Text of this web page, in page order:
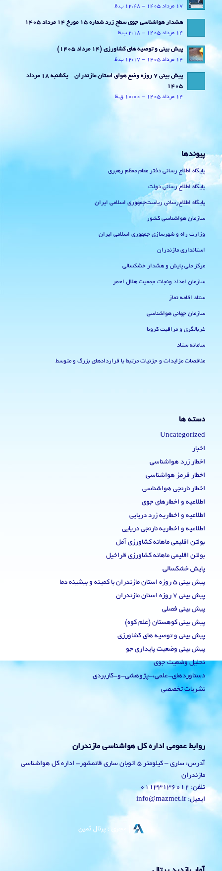
17 مرداد 1405 - 12:48 ب.ظ
هشدار هواشناسی جوی سطح زرد شماره 15 مورخ 14 مرداد 1405
14 مرداد 1405 - 2:18 ب.ظ
پیش بینی و توصیه های کشاورزی (14 مرداد ۱۴۰۵)
14 مرداد 1405 - 12:17 ب.ظ
پیش بینی 7 روزه وضع هوای استان مازندران – یکشنبه 18 مرداد
1405
14 مرداد 1405 - 10:00 ق.ظ
پیوندها
پایگاه اطلاع رسانی دفتر مقام معظم رهبری
پایگاه اطلاع رسانی دولت
پایگاه اطلاع‌رسانی ریاست‌جمهوری اسلامی ایران
سازمان هواشناسی کشور
وزارت راه و شهرسازی جمهوری اسلامی ایران
استانداری مازندران
مرکز ملی پایش و هشدار خشکسالی
سازمان امداد ونجات جمعیت هلال احمر
ستاد اقامه نماز
سازمان جهانی هواشناسی
غربالگری و مراقبت کرونا
سامانه ستاد
مناقصات مزایدات و جزئیات مرتبط با قراردادهای بزرگ و متوسط
دسته ها
Uncategorized
اخبار
اخطار زرد هواشناسی
اخطار قرمز هواشناسی
اخطار نارنجی هواشناسی
اطلاعیه و اخطارهای جوی
اطلاعیه و اخطاریه زرد دریایی
اطلاعیه و اخطاریه نارنجی دریایی
بولتن اقلیمی ماهانه کشاورزی آمل
بولتن اقلیمی ماهانه کشاورزی قراخیل
پایش خشکسالی
پیش بینی 5 روزه استان مازندران با کمینه و بیشینه دما
پیش بینی 7 روزه استان مازندران
پیش بینی فصلی
پیش بینی کوهستان (علم کوه)
پیش بینی و توصیه های کشاورزی
پیش بینی وضعیت پایداری جو
تحلیل وضعیت جوی
دستاوردهای-علمی،-پژوهشی-و-کاربردی
نشریات تخصصی
روابط عمومی اداره کل هواشناسی مازندران
آدرس: ساری – کیلومتر 5 اتوبان ساری قائمشهر- اداره کل هواشناسی
مازندران
تلفن: 01133136012
ایمیل: info@mazmet.ir